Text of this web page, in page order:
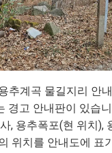
추계곡 물길지리 안
경고 안내판이 있습
, 용추폭포(현 위치),
위치를 안내도에 표